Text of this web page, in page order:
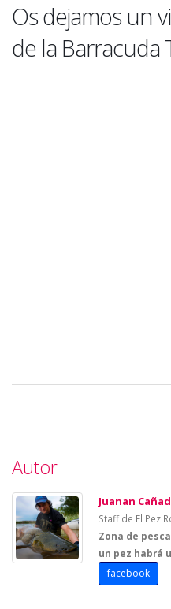
Os dejamos un
de la Barracuda
Autor
Juanan
Staff de El Pez
Zona de
un pez habrá
facebook